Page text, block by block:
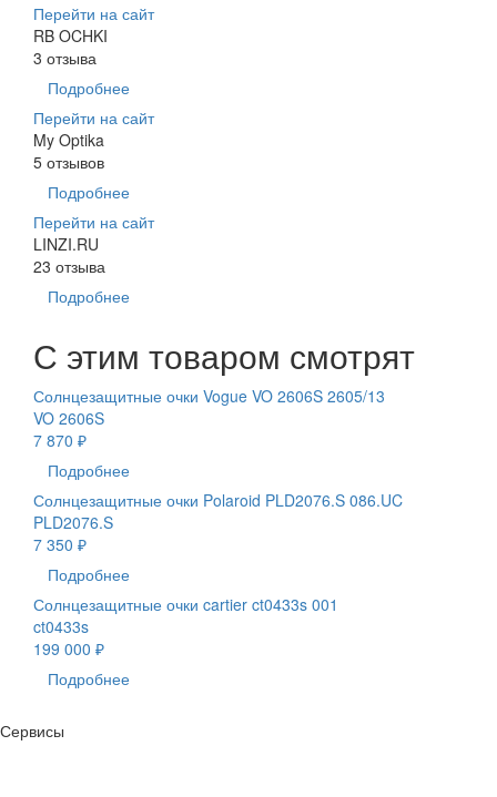
Перейти на сайт
RB OCHKI
3 отзыва
Подробнее
Перейти на сайт
My Optika
5 отзывов
Подробнее
Перейти на сайт
LINZI.RU
23 отзыва
Подробнее
С этим товаром смотрят
Солнцезащитные очки Vogue VO 2606S 2605/13
VO 2606S
7 870 ₽
Подробнее
Солнцезащитные очки Polaroid PLD2076.S 086.UC
PLD2076.S
7 350 ₽
Подробнее
Солнцезащитные очки cartier ct0433s 001
ct0433s
199 000 ₽
Подробнее
Сервисы